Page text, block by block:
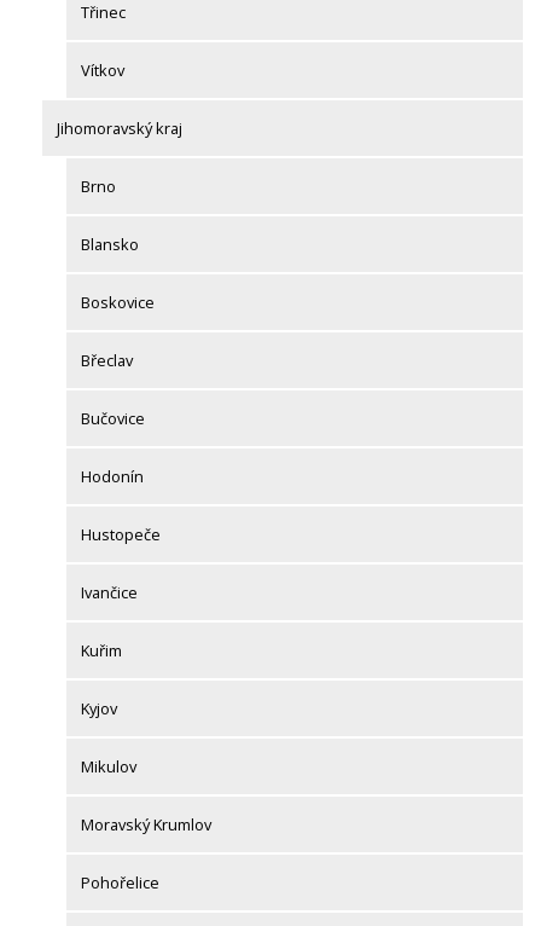
Třinec
Vítkov
Jihomoravský kraj
Brno
Blansko
Boskovice
Břeclav
Bučovice
Hodonín
Hustopeče
Ivančice
Kuřim
Kyjov
Mikulov
Moravský Krumlov
Pohořelice